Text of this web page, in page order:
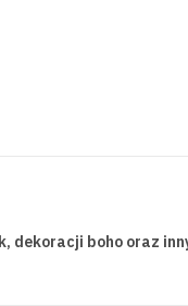
dekoracji boho oraz